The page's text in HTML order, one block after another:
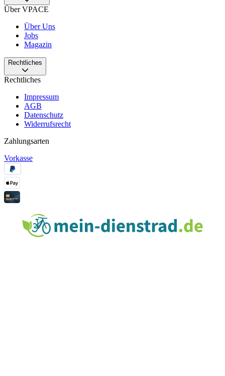
Über VPACE
Über Uns
Jobs
Magazin
Rechtliches
Rechtliches
Impressum
AGB
Datenschutz
Widerrufsrecht
Zahlungsarten
Vorkasse